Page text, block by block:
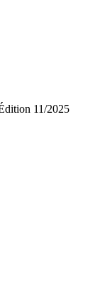
11/2025